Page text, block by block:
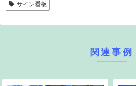
サイン看板
関連事例